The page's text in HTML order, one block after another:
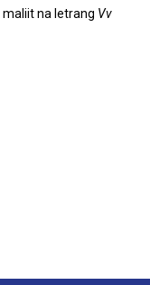
na letrang Vv